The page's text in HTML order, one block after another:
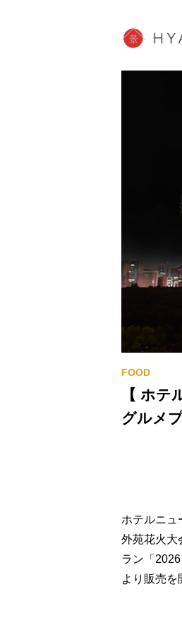
JP info
【 ホテ
グルメ
ホテルニュ
外苑花火大
ラン「
より販売を